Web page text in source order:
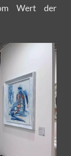
Wert der